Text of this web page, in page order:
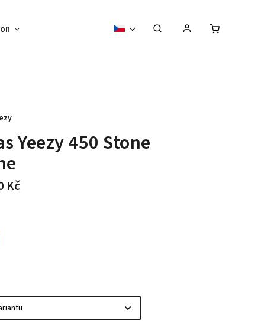
Sběratelské předměty Vouchery
Yeezy 450 Stone
Kč